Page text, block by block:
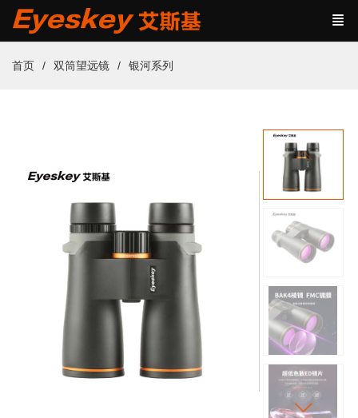
首页 双筒望远镜 银河系列